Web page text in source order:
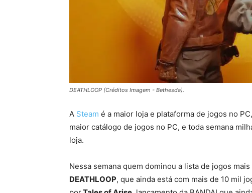
DEATHLOOP (Créditos Imagem - Bethesda).
A Steam é a maior loja e plataforma de jogos no
maior catálogo de jogos no PC, e toda semana
loja.
Nessa semana quem dominou a lista de jogos
DEATHLOOP, que ainda está com mais de 10 mil